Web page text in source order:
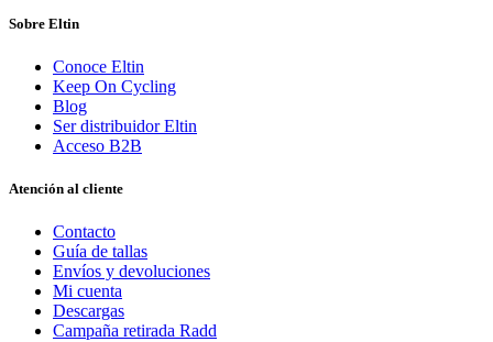
Sobre Eltin
Conoce Eltin
Keep On Cycling
Blog
Ser distribuidor Eltin
Acceso B2B
Atención al cliente
Contacto
Guía de tallas
Envíos y devoluciones
Mi cuenta
Descargas
Campaña retirada Radd